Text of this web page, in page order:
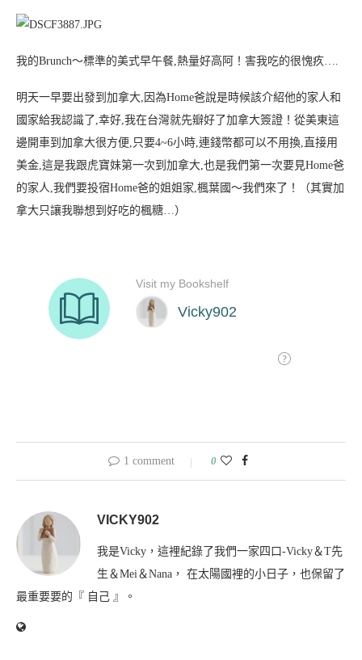
我的Brunch～標準的美式早午餐,熱量好高阿！害我吃的很愧疚….
明天一早要出發到加拿大,因為Home爸說是時候該介紹他的家人和
國家給我認識了,幸好,我在台灣就先瓣好了加拿大簽證！ 從美東這
邊開車到加拿大很方便,只要4~6小時,連錢幣都可以不用換,直接用
美金,這是我跟虎寶妹第一次到加拿大,也是我們第一次要見Home爸
的家人,我們要投宿Home爸的姐姐家,楓葉國～我們來了！（其實加
拿大只讓我聯想到好吃的楓糖…）
1 comment 0
VICKY902
我是Vicky，這裡紀錄了我們一家四口-Vicky＆T先
生＆Mei＆Nana， 在太陽國裡的小日子，也保留了
最重要要的『 自己 』。